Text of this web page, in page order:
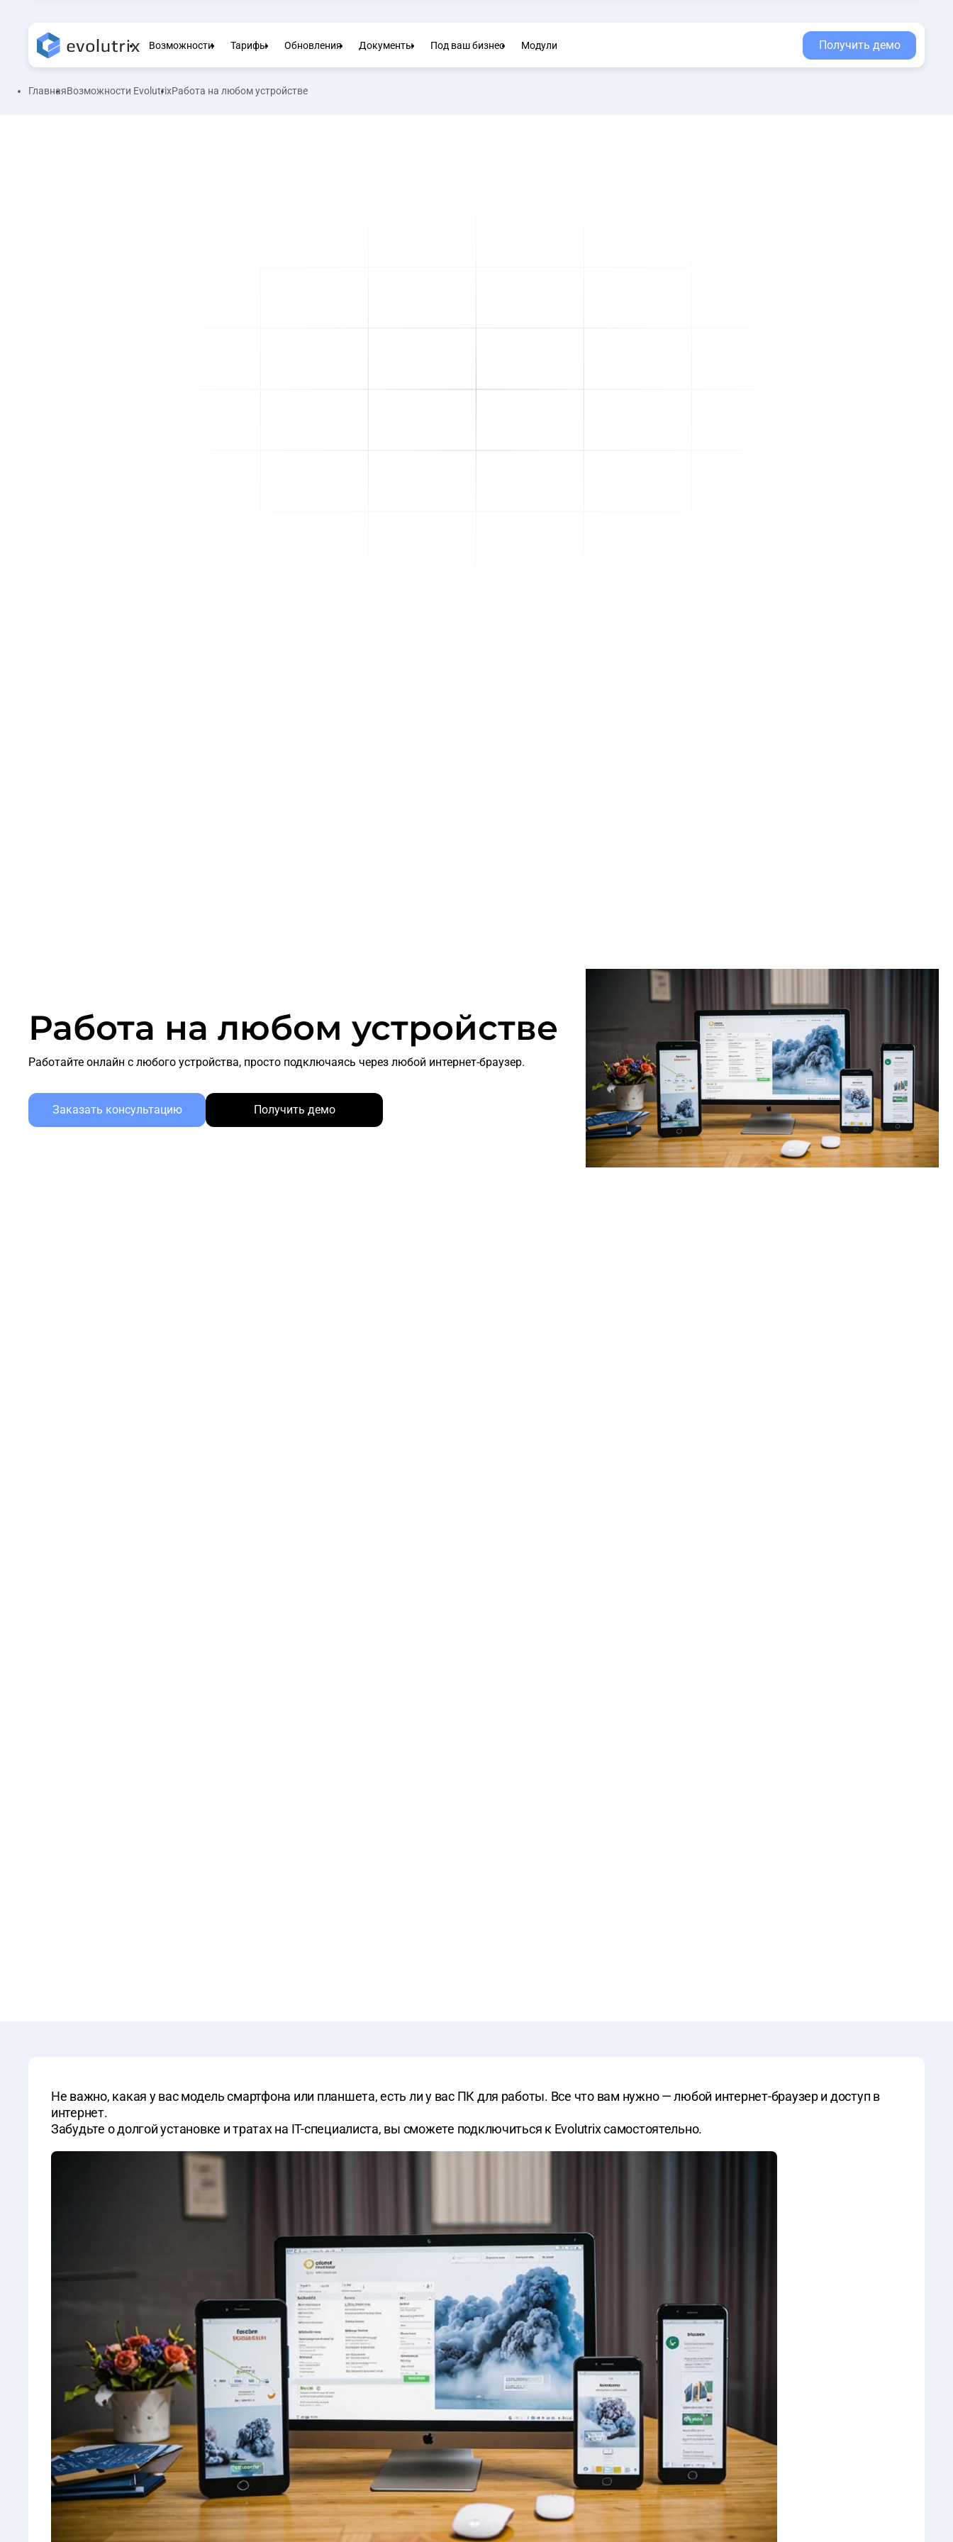
Возможности Тарифы Обновления Документы Под ваш бизнес Модули Получить демо
ГлавнаяВозможности EvolutrixРабота на любом устройстве
Работа на любом устройстве
Работайте онлайн с любого устройства, просто подключаясь через любой интернет-браузер.
Заказать консультацию Получить демо
Не важно, какая у вас модель смартфона или планшета, есть ли у вас ПК для работы. Все что вам нужно — любой интернет-браузер и доступ в
интернет.
Забудьте о долгой установке и тратах на IT-специалиста, вы сможете подключиться к Evolutrix самостоятельно.